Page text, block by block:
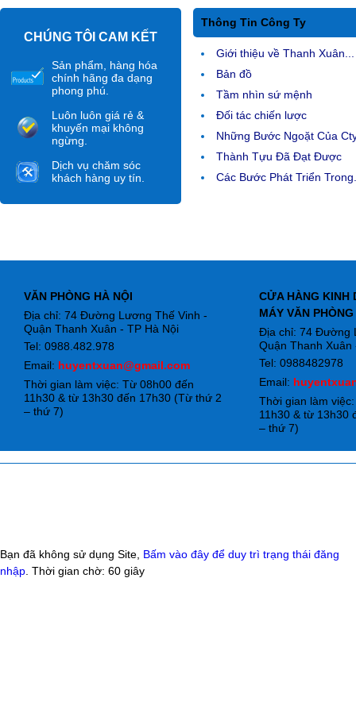
CHÚNG TÔI CAM KẾT
Sản phẩm, hàng hóa
chính hãng đa dạng
phong phú.
Luôn luôn giá rẻ &
khuyến mại không
ngừng.
Dịch vụ chăm sóc
khách hàng uy tín.
Thông Tin Công Ty
Giới thiệu về Thanh Xuân...
Bản đồ
Tầm nhìn sứ mệnh
Đối tác chiến lược
Những Bước Ngoặt Của
Thành Tựu Đã Đạt Được
Các Bước Phát Triển
VĂN PHÒNG HÀ NỘI
Địa chỉ: 74 Đường Lương Thế Vinh -
Quận Thanh Xuân - TP Hà Nội
Tel: 0988.482.978
Email: huyentxuan@gmail.com
Thời gian làm việc: Từ 08h00 đến
11h30 & từ 13h30 đến 17h30 (Từ thứ 2
– thứ 7)
CỬA HÀNG KINH
MÁY VĂN PHÒNG
Địa chỉ: 74 Đường
Quận Thanh Xuân
Tel: 0988482978
Email:
Thời gian làm
11h30 & từ 13h30
– thứ 7)
Bạn đã không sử dụng Site, Bấm vào đây để duy trì trạng thái đăng
nhập . Thời gian chờ: 60 giây